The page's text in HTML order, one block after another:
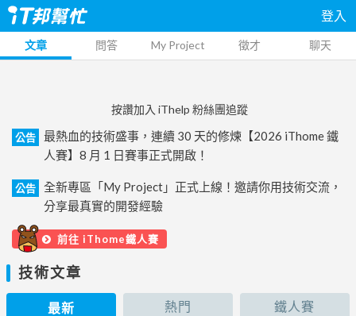
登入
文章 問答 My Project 徵才 聊天
按讚加入 iThelp 粉絲團追蹤
公告
最熱血的技術盛事，連續 30 天的修煉【2026 iThome 鐵
人賽】8 月 1 日賽事正式開啟！
公告
全新專區「My Project」正式上線！邀請你用技術交流，
分享最真實的開發經驗
前往 iThome鐵人賽
技術文章
最新 熱門 鐵人賽